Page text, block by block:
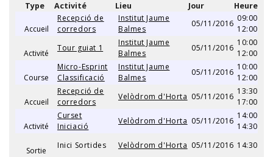
Type Activité Lieu Jour Heure
Accueil
Recepció de
corredors
Institut Jaume
Balmes
05/11/2016
09:00
12:00
Activité
Tour guiat 1
Institut Jaume
Balmes
05/11/2016
10:00
12:00
Course
Micro-Esprint
Classificació
Institut Jaume
Balmes
05/11/2016
10:00
12:00
Accueil
Recepció de
corredors
Velòdrom d'Horta 05/11/2016
13:30
17:00
Activité
Curset
Iniciació
Velòdrom d'Horta 05/11/2016
14:00
14:30
Sortie
Inici Sortides Velòdrom d'Horta 05/11/2016 14:30